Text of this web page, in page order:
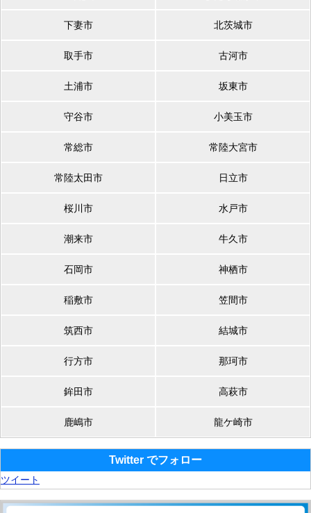
下妻市 北茨城市
取手市 古河市
土浦市 坂東市
守谷市 小美玉市
常総市 常陸大宮市
常陸太田市 日立市
桜川市 水戸市
潮来市 牛久市
石岡市 神栖市
稲敷市 笠間市
筑西市 結城市
行方市 那珂市
鉾田市 高萩市
鹿嶋市 龍ケ崎市
Twitter でフォロー
ツイート